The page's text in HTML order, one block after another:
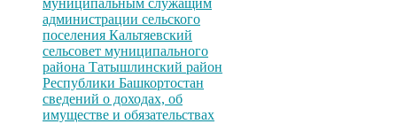
администрации сельского
поселения Кальтяевский
сельсовет муниципального
района Татышлинский район
Республики Башкортостан
сведений о доходах, об
имуществе и обязательствах